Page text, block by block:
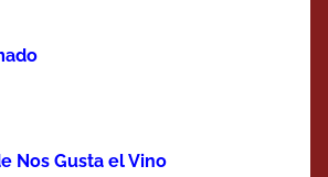
Nos Gusta el Vino